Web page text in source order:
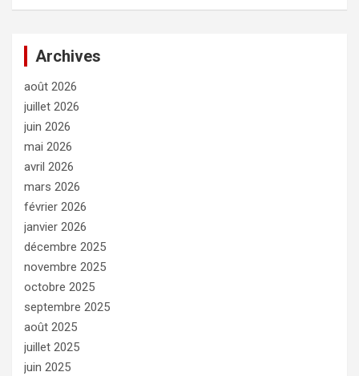
Archives
août 2026
juillet 2026
juin 2026
mai 2026
avril 2026
mars 2026
février 2026
janvier 2026
décembre 2025
novembre 2025
octobre 2025
septembre 2025
août 2025
juillet 2025
juin 2025